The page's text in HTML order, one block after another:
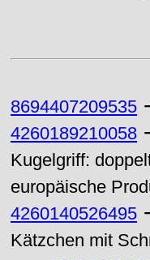
8694407209535 -
4260189210058 -
Kugelgriff:
europäische
4260140526495 -
Kätzchen mit